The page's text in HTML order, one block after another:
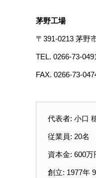
茅野工場
〒391-0213 茅野
TEL. 0266-73-
FAX. 0266-73-
代表者: 小口
従業員: 20名
資本金: 600万
創立: 1977年